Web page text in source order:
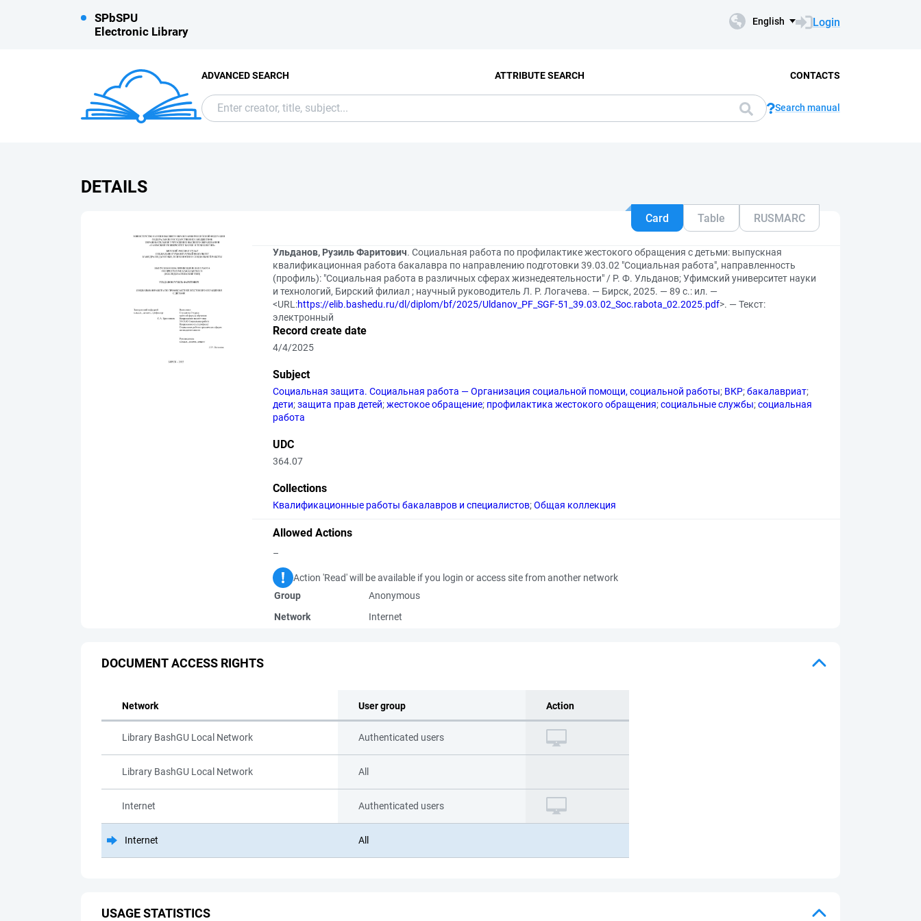
SPbSPU
Electronic Library
English Login
ADVANCED SEARCH ATTRIBUTE SEARCH CONTACTS
Search manual
DETAILS
Card Table RUSMARC
Ульданов, Рузиль Фаритович. Социальная работа по профилактике жестокого обращения с детьми: выпускная
квалификационная работа бакалавра по направлению подготовки 39.03.02 "Социальная работа", направленность
(профиль): "Социальная работа в различных сферах жизнедеятельности" / Р. Ф. Ульданов; Уфимский университет науки
и технологий, Бирский филиал ; научный руководитель Л. Р. Логачева. — Бирск, 2025. — 89 с.: ил. —
<URL:https://elib.bashedu.ru/dl/diplom/bf/2025/Uldanov_PF_SGF-51_39.03.02_Soc.rabota_02.2025.pdf>. — Текст:
электронный
Record create date
4/4/2025
Subject
Социальная защита. Социальная работа — Организация социальной помощи, социальной работы; ВКР;бакалавриат;
дети;защита прав детей;жестокое обращение; профилактика жестокого обращения;социальные службы;социальная
работа
UDC
364.07
Collections
Квалификационные работы бакалавров и специалистов;Общая коллекция
Allowed Actions
–
Action 'Read' will be available if you login or access site from another network
Group
Anonymous
Network
Internet
DOCUMENT ACCESS RIGHTS
Network User group Action
Library BashGU Local Network Authenticated users
Library BashGU Local Network All
Internet Authenticated users
Internet All
USAGE STATISTICS